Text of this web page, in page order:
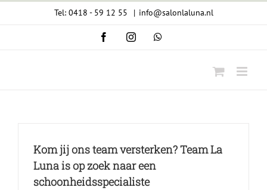
Tel: 0418 - 59 12 55 | info@salonlaluna.nl
FacebookInstagramWhatsApp
Kom jij ons team versterken? Team La
Luna is op zoek naar een
schoonheidsspecialiste